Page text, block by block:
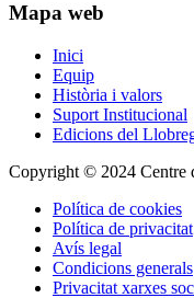
Mapa web
Inici
Equip
Història i valors
Suport Institucional
Edicions del
Copyright © 2024 Centre
Política de cookies
Política de privacitat
Avís legal
Condicions generals
Privacitat xarxes